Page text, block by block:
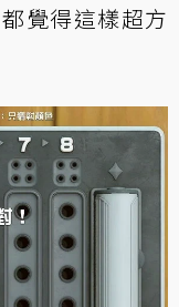
覺得這樣超方